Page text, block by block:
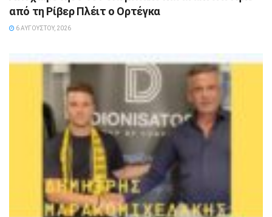
από τη Ρίβερ Πλέιτ ο Ορτέγκα
6 ΑΥΓΟΎΣΤΟΥ, 2026